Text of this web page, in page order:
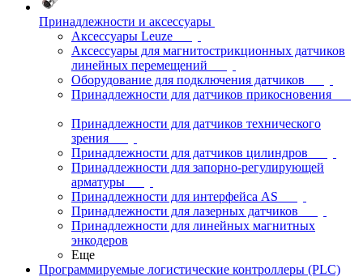
Принадлежности и аксессуары
Аксессуары Leuze
Аксессуары для магнитострикционных датчиков
линейных перемещений
Оборудование для подключения датчиков
Принадлежности для датчиков прикосновения
Принадлежности для датчиков технического
зрения
Принадлежности для датчиков цилиндров
Принадлежности для запорно-регулирующей
арматуры
Принадлежности для интерфейса AS
Принадлежности для лазерных датчиков
Принадлежности для линейных магнитных
энкодеров
Еще
Программируемые логистические контроллеры (PLC)